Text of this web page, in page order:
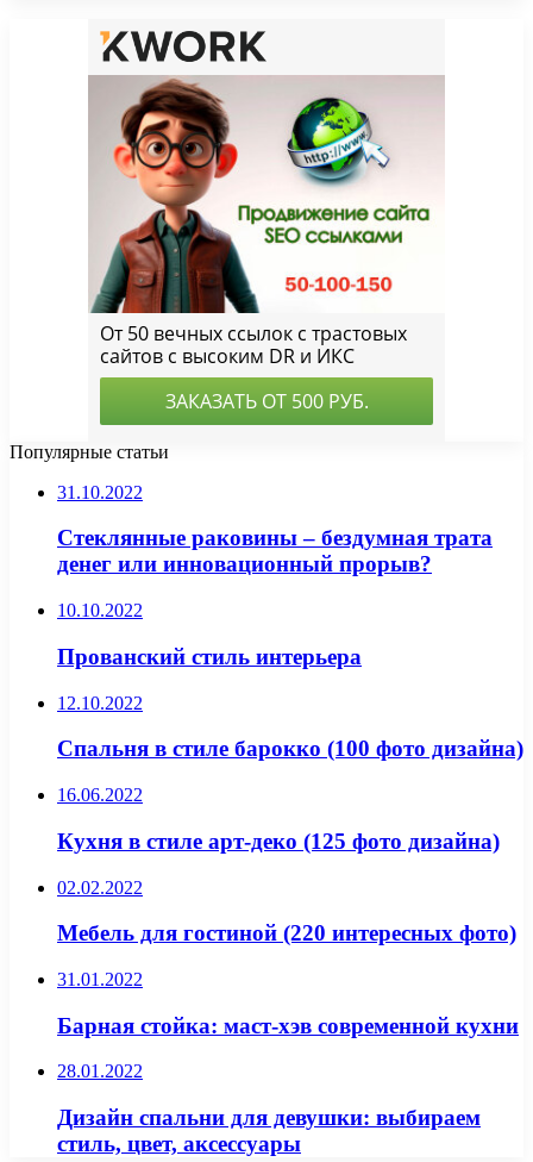
Популярные статьи
31.10.2022
Стеклянные раковины – бездумная трата
денег или инновационный прорыв?
10.10.2022
Прованский стиль интерьера
12.10.2022
Спальня в стиле барокко (100 фото дизайна)
16.06.2022
Кухня в стиле арт-деко (125 фото дизайна)
02.02.2022
Мебель для гостиной (220 интересных фото)
31.01.2022
Барная стойка: маст-хэв современной кухни
28.01.2022
Дизайн спальни для девушки: выбираем
стиль, цвет, аксессуары